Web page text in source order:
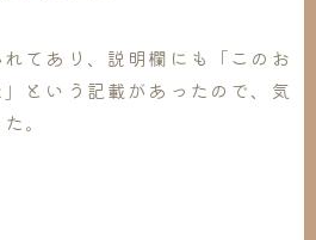
てあり、説明欄にも「このお
という記載があったので、気
。